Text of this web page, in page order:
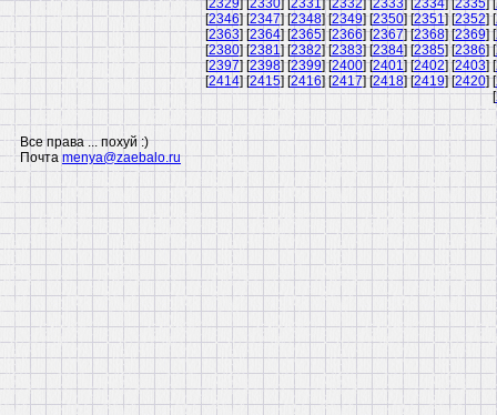
[2329] [2330] [2331] [2332] [2333] [2334] [2335] [
[2346] [2347] [2348] [2349] [2350] [2351] [2352] [
[2363] [2364] [2365] [2366] [2367] [2368] [2369] [
[2380] [2381] [2382] [2383] [2384] [2385] [2386] [
[2397] [2398] [2399] [2400] [2401] [2402] [2403] [
[2414] [2415] [2416] [2417] [2418] [2419] [2420] [
[
Все права ... похуй :)
Почта menya@zaebalo.ru